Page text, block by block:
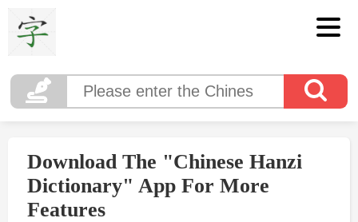
Download The "Chinese Hanzi
Dictionary" App For More
Features